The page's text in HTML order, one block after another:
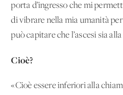
porta d’ingresso che mi
di vibrare nella mia umanità
può capitare che l’ascesi sia
Cioè?
«Cioè essere inferiori alla